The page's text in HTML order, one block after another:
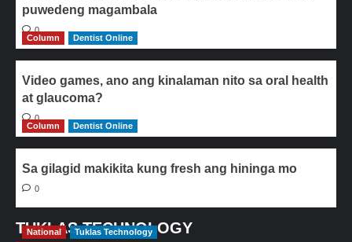
puwedeng magambala
0
Column
Dentist Online
Video games, ano ang kinalaman nito sa oral health
at glaucoma?
0
Column
Dentist Online
Sa gilagid makikita kung fresh ang hininga mo
0
TUKLAS TECHNOLOGY
National Tuklas Technology